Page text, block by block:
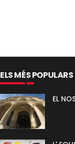
ELS MÉS POPULARS
EL